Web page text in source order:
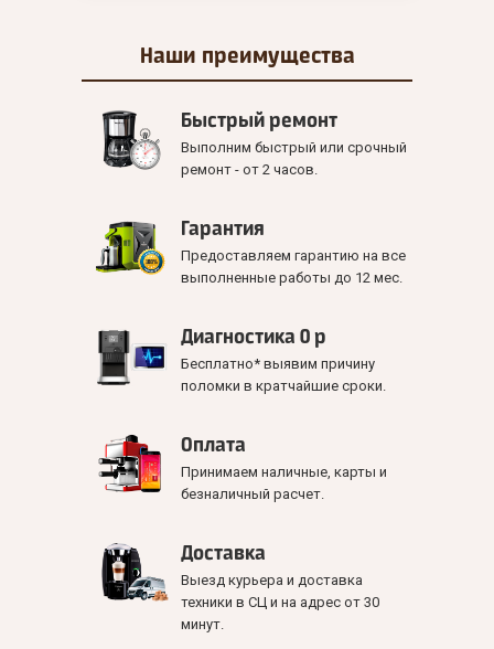
Наши преимущества
Быстрый ремонт
Выполним быстрый или срочный
ремонт - от 2 часов.
Гарантия
Предоставляем гарантию на все
выполненные работы до 12 мес.
Диагностика 0 р
Бесплатно* выявим причину
поломки в кратчайшие сроки.
Оплата
Принимаем наличные, карты и
безналичный расчет.
Доставка
Выезд курьера и доставка
техники в СЦ и на адрес от 30
минут.